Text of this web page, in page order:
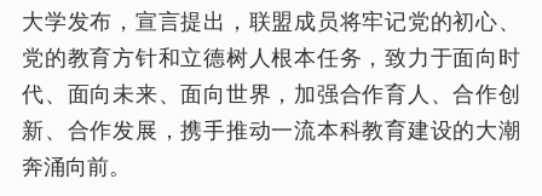
大学发布，宣言提出，联盟成员将牢记党的初心、
党的教育方针和立德树人根本任务，致力于面向时
代、面向未来、面向世界，加强合作育人、合作创
新、合作发展，携手推动一流本科教育建设的大潮
奔涌向前。